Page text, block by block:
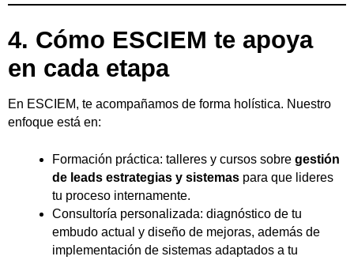
4. Cómo ESCIEM te apoya
en cada etapa
En ESCIEM, te acompañamos de forma holística. Nuestro
enfoque está en:
Formación práctica: talleres y cursos sobre gestión
de leads estrategias y sistemas para que lideres
tu proceso internamente.
Consultoría personalizada: diagnóstico de tu
embudo actual y diseño de mejoras, además de
implementación de sistemas adaptados a tu